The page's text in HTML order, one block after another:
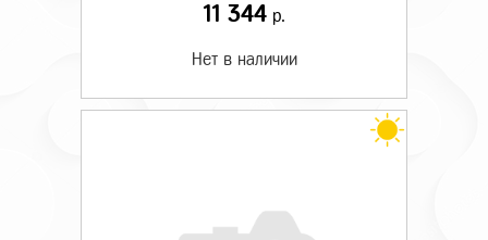
11 344 р.
Нет в наличии